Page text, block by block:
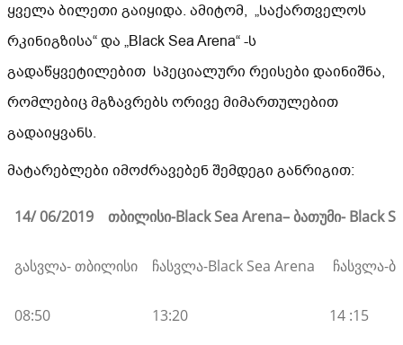
ყველა ბილეთი გაიყიდა. ამიტომ, „საქართველოს
რკინიგზისა“ და „Black Sea Arena“ -ს
გადაწყვეტილებით სპეციალური რეისები დაინიშნა,
რომლებიც მგზავრებს ორივე მიმართულებით
გადაიყვანს.
მატარებლები იმოძრავებენ შემდეგი განრიგით:
14/ 06/2019 თბილისი-Black Sea Arena–ბათუმი- Black
გასვლა- თბილისი ჩასვლა-Black Sea Arena ჩასვლა-
08:50 13:20 14 :15